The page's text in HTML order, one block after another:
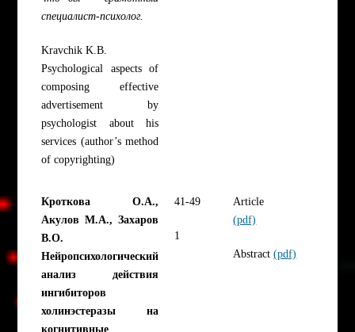
специалист-психолог.
Kravchik K.B.
Psychological aspects of
composing effective
advertisement by
psychologist about his
services (author’s method
of copyrighting)
Кроткова О.А.,
Акулов М.А., Захаров
В.О.
Нейропсихологический
анализ действия
ингибиторов
холинэстеразы на
когнитивные
41-49
1
Article
(pdf)
Abstract(pdf)